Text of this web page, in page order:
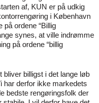
af, KUN er på udkig
i København
på ordene “Billig
synes, at ville indrømme
på ordene “billig
bliver billigst i det lange løb
har derfor ikke markedets
bedste rengøringsfolk der